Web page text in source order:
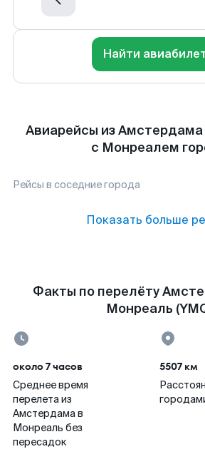
Найти
Авиарейсы из
с Монреалем
Рейсы в соседние города
Показать больше
Факты по перелёту
Монреаль
около 7 часов
Среднее время
перелета из
Амстердама в
Монреаль без
пересадок
5507 км